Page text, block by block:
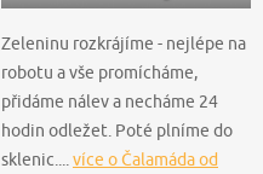
Zeleninu rozkrájíme - nejlépe na
robotu a vše promícháme,
přidáme nálev a necháme 24
hodin odležet. Poté plníme do
sklenic.... více o Čalamáda od